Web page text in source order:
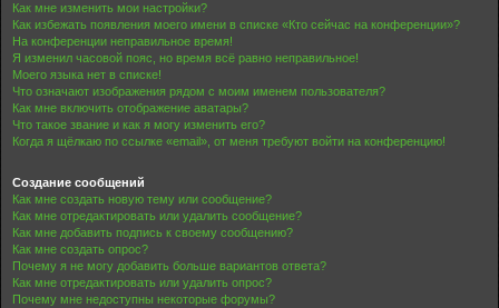
Как мне изменить мои настройки?
Как избежать появления моего имени в списке «Кто сейчас на конференции»?
На конференции неправильное время!
Я изменил часовой пояс, но время всё равно неправильное!
Моего языка нет в списке!
Что означают изображения рядом с моим именем пользователя?
Как мне включить отображение аватары?
Что такое звание и как я могу изменить его?
Когда я щёлкаю по ссылке «email», от меня требуют войти на конференцию!
Создание сообщений
Как мне создать новую тему или сообщение?
Как мне отредактировать или удалить сообщение?
Как мне добавить подпись к своему сообщению?
Как мне создать опрос?
Почему я не могу добавить больше вариантов ответа?
Как мне отредактировать или удалить опрос?
Почему мне недоступны некоторые форумы?